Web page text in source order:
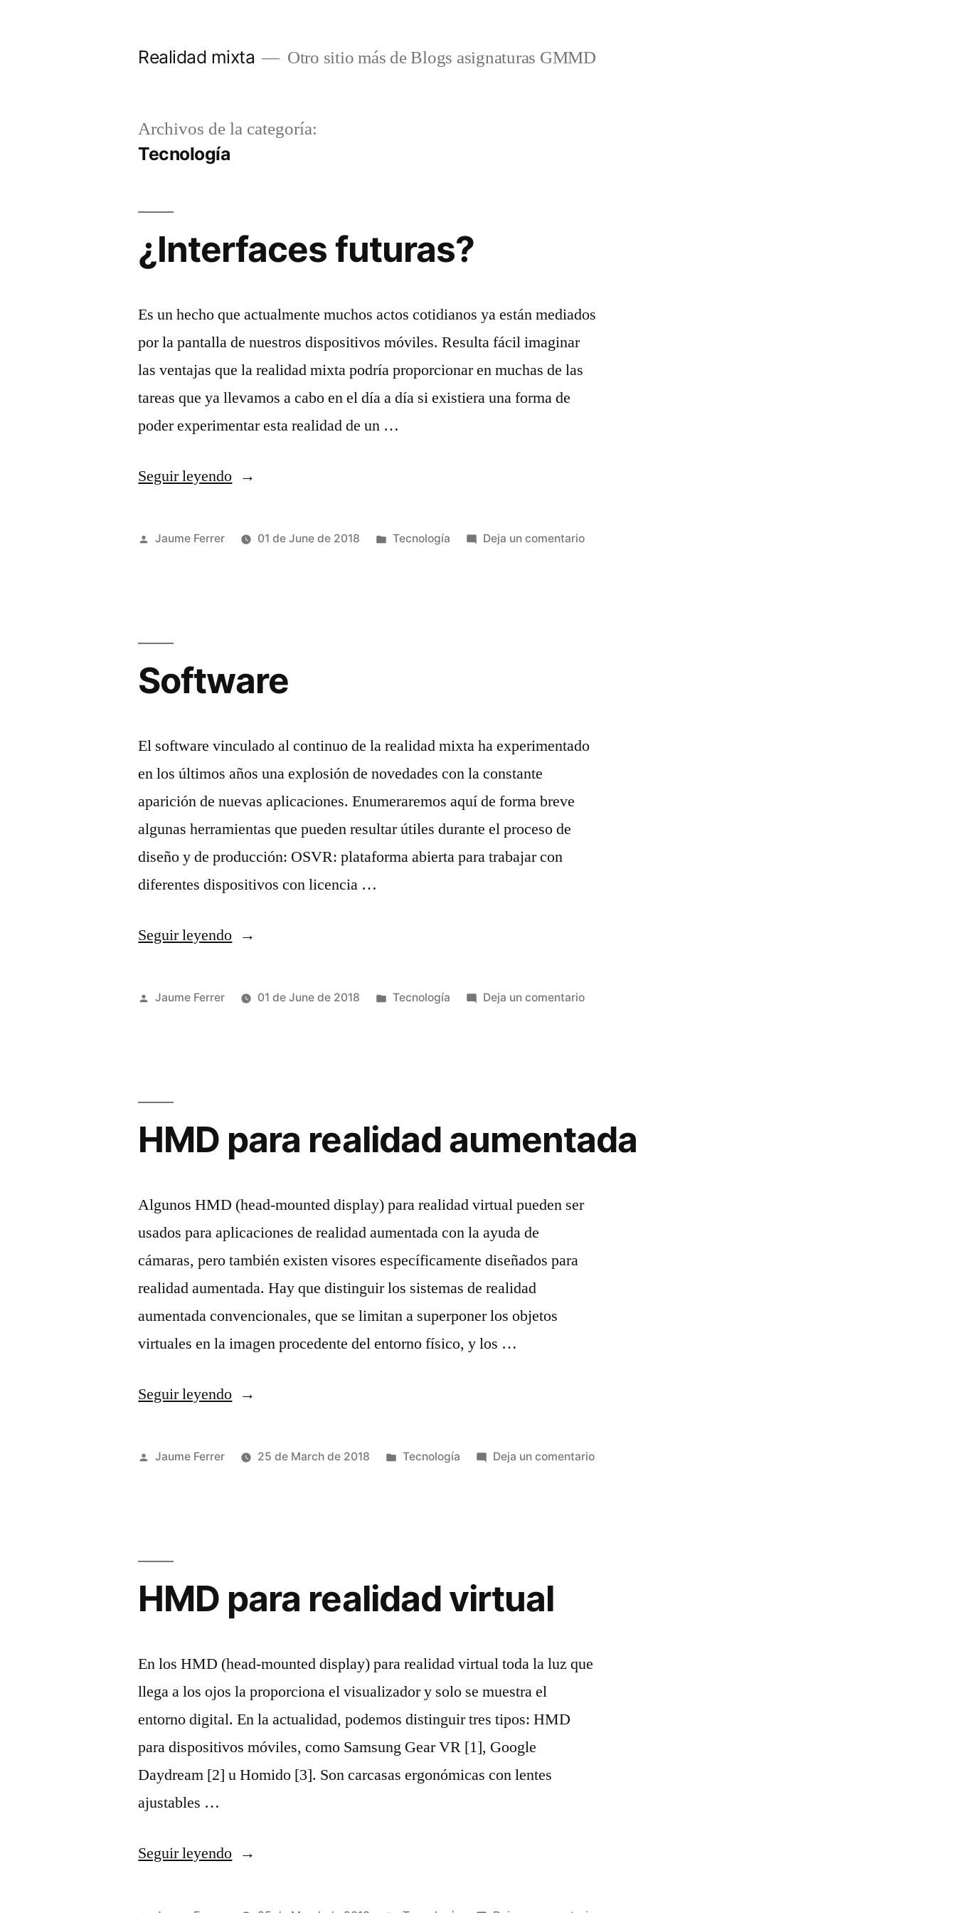
Realidad mixta Otro sitio más de Blogs asignaturas GMMD
Archivos de la categoría:
Tecnología
¿Interfaces futuras?
Es un hecho que actualmente muchos actos cotidianos ya están mediados
por la pantalla de nuestros dispositivos móviles. Resulta fácil imaginar
las ventajas que la realidad mixta podría proporcionar en muchas de las
tareas que ya llevamos a cabo en el día a día si existiera una forma de
poder experimentar esta realidad de un …
Seguir leyendo«¿Interfaces
Publicado
Jaume Ferrer 01 de June de 2018
Publicado
Tecnología Deja un comentarioen
Software
El software vinculado al continuo de la realidad mixta ha experimentado
en los últimos años una explosión de novedades con la constante
aparición de nuevas aplicaciones. Enumeraremos aquí de forma breve
algunas herramientas que pueden resultar útiles durante el proceso de
diseño y de producción: OSVR: plataforma abierta para trabajar con
diferentes dispositivos con licencia …
Seguir leyendo«Software»
Publicado
Jaume Ferrer 01 de June de 2018
Publicado
Tecnología Deja un comentarioen
HMD para realidad aumentada
Algunos HMD (head-mounted display) para realidad virtual pueden ser
usados para aplicaciones de realidad aumentada con la ayuda de
cámaras, pero también existen visores específicamente diseñados para
realidad aumentada. Hay que distinguir los sistemas de realidad
aumentada convencionales, que se limitan a superponer los objetos
virtuales en la imagen procedente del entorno físico, y los …
Seguir leyendo«HMD
realidad
Publicado
Jaume Ferrer 25 de March de 2018
Publicado
Tecnología Deja un comentarioen
HMD para realidad virtual
En los HMD (head-mounted display) para realidad virtual toda la luz que
llega a los ojos la proporciona el visualizador y solo se muestra el
entorno digital. En la actualidad, podemos distinguir tres tipos: HMD
para dispositivos móviles, como Samsung Gear VR [1], Google
Daydream [2] u Homido [3]. Son carcasas ergonómicas con lentes
ajustables …
Seguir leyendo«HMD
realidad